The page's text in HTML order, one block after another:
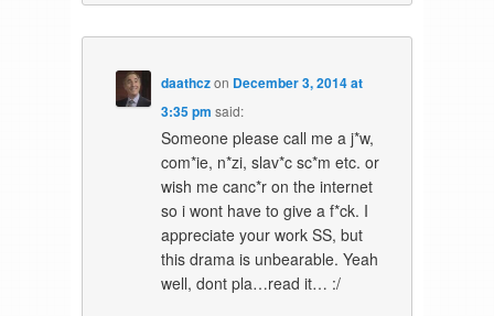
daathczon December 3, 2014 at
3:35 pm said:
Someone please call me a j*w,
com*ie, n*zi, slav*c sc*m etc. or
wish me canc*r on the internet
so i wont have to give a f*ck. I
appreciate your work SS, but
this drama is unbearable. Yeah
well, dont pla…read it… :/